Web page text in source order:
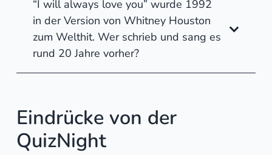
“I will always love you” wurde 1992
in der Version von Whitney Houston
zum Welthit. Wer schrieb und sang es
rund 20 Jahre vorher?
Eindrücke von der
QuizNight